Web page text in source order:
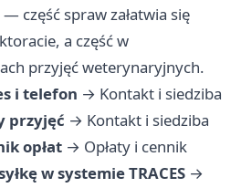
część spraw załatwia się
a część w
przyjęć weterynaryjnych.
i telefon → Kontakt i siedziba
przyjęć → Kontakt i siedziba
opłat → Opłaty i cennik
w systemie TRACES →